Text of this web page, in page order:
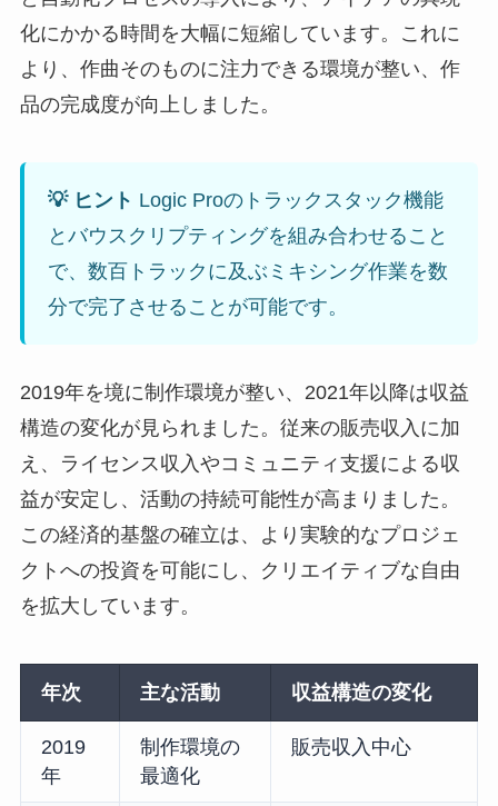
化にかかる時間を大幅に短縮しています。これに
より、作曲そのものに注力できる環境が整い、作
品の完成度が向上しました。
💡 ヒント Logic Proのトラックスタック機能
とバウスクリプティングを組み合わせること
で、数百トラックに及ぶミキシング作業を数
分で完了させることが可能です。
2019年を境に制作環境が整い、2021年以降は収益
構造の変化が見られました。従来の販売収入に加
え、ライセンス収入やコミュニティ支援による収
益が安定し、活動の持続可能性が高まりました。
この経済的基盤の確立は、より実験的なプロジェ
クトへの投資を可能にし、クリエイティブな自由
を拡大しています。
年次 主な活動 収益構造の変化
2019
年
制作環境の
最適化
販売収入中心